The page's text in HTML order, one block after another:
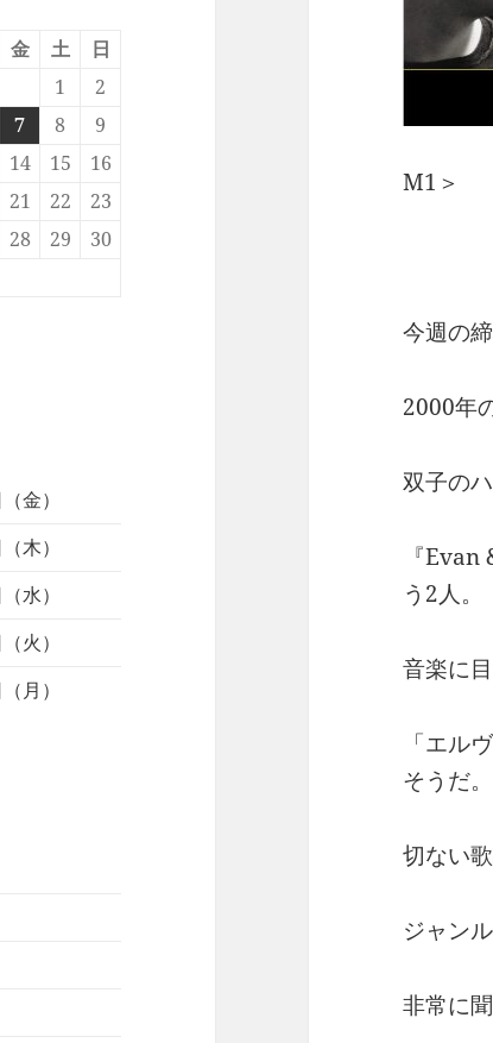
金 土
日
1
2
7 8
9
14 15
16
21 22
23
28 29
30
金）
木）
水）
火）
月）
M1＞
今週の
2000年
双子の
『
う2人。
音楽に
「エル
そうだ。
切ない
ジャン
非常に